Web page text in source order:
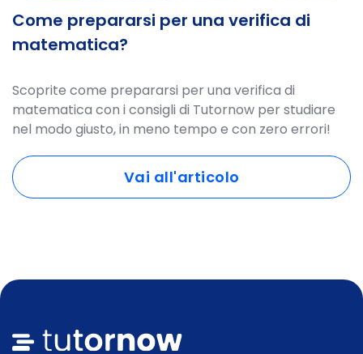
Come prepararsi per una verifica di
matematica?
Scoprite come prepararsi per una verifica di
matematica con i consigli di Tutornow per studiare
nel modo giusto, in meno tempo e con zero errori!
Vai all'articolo